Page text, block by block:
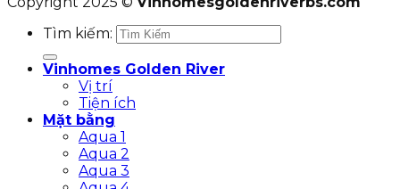
Tìm kiếm:
Vinhomes Golden River
Vị trí
Tiện ích
Mặt bằng
Aqua 1
Aqua 2
Aqua 3